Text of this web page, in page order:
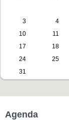
English
3
4
10
11
17
18
24
25
31
Agenda